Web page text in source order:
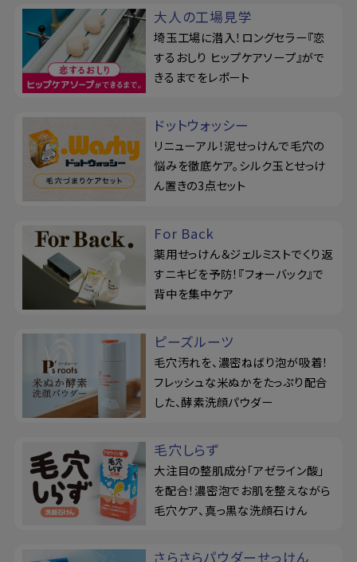
大人の工場見学
埼玉工場に潜入！ロングセラー『恋
するおしり ヒップケアソープ』がで
きるまでをレポート
ドットウォッシー
リニューアル！泥せっけんで毛穴の
悩みを徹底ケア。シルク玉とせっけ
ん置きの3点セット
For Back
薬用せっけん＆ジェルミストでくり返
すニキビを予防！『フォーバック』で
背中を集中ケア
ピーズルーツ
毛穴汚れを、濃密ねばり泡が吸着！
フレッシュな米ぬかをたっぷり配合
した、酵素洗顔パウダー
毛穴しらず
大注目の整肌成分「アゼライン酸」
を配合！濃密泡でお肌を整えながら
毛穴ケア、真っ黒な洗顔石けん
さらさらパウダーせっけん